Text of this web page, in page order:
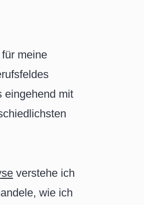
meine
eingehend mit
verstehe ich
wie ich